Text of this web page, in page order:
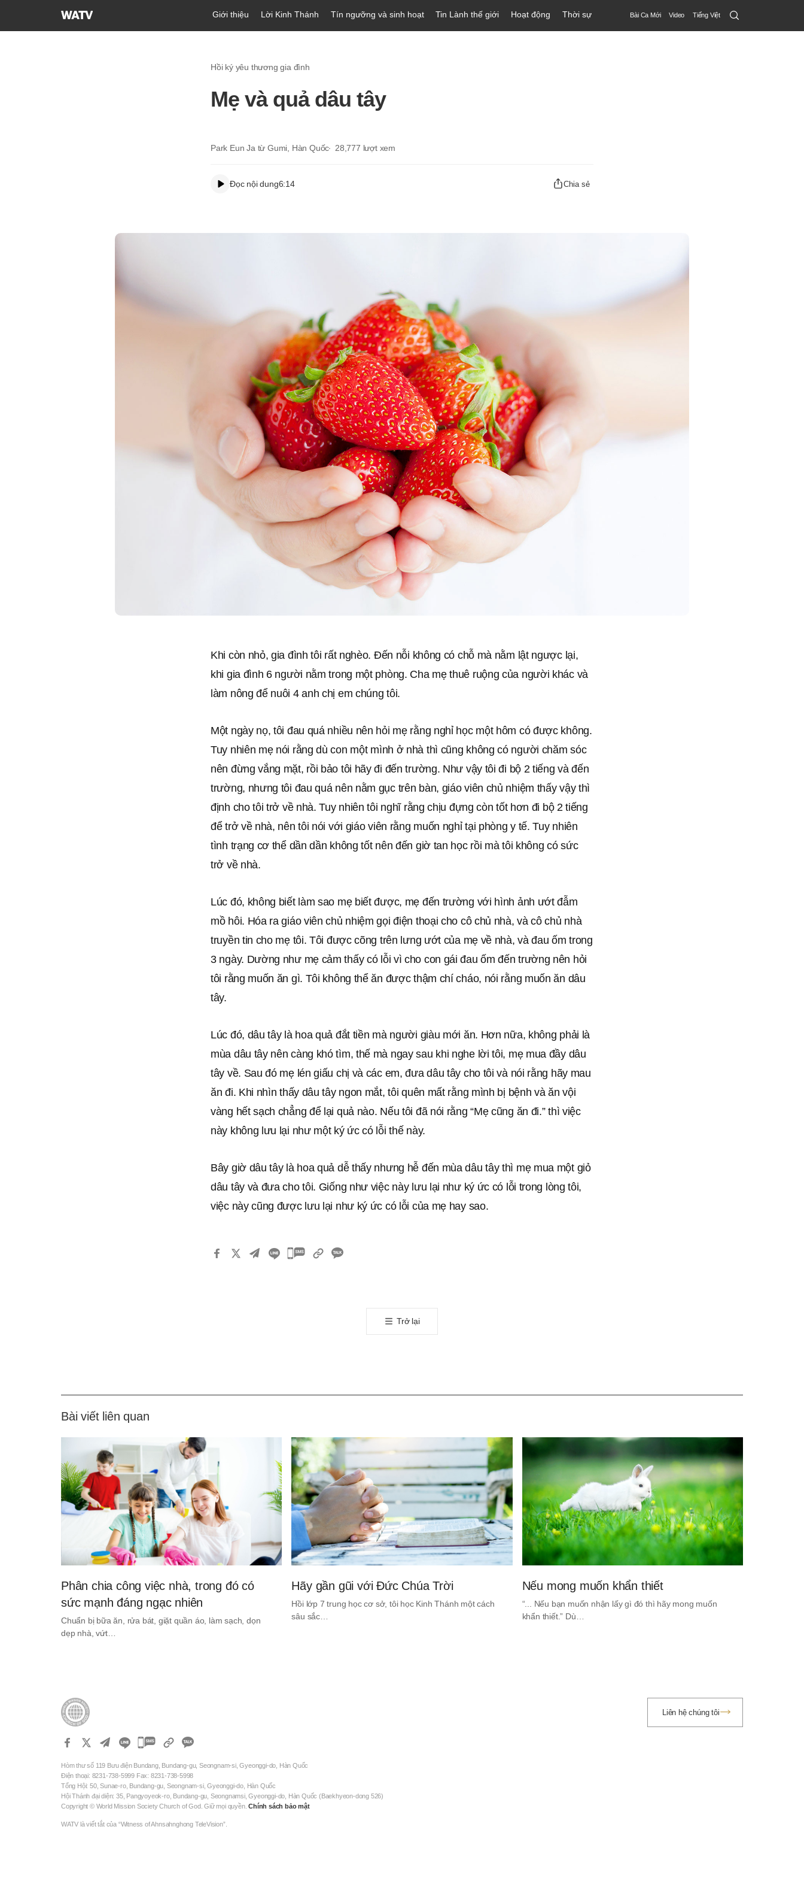
Hội
Giới thiệu Lời Kinh Thánh Tín ngưỡng và sinh hoạt Tin Lành thế giới Hoạt động Thời sự Bài Ca Mới Video Tiếng Việt Search
Submit
Hồi ký yêu thương gia đình
Mẹ và quả dâu tây
Park Eun Ja từ Gumi, Hàn Quốc 28,777 lượt xem
Đọc nội dung6:14 Chia sẻ
Khi còn nhỏ, gia đình tôi rất nghèo. Đến nỗi không có chỗ mà nằm lật ngược lại,
khi gia đình 6 người nằm trong một phòng. Cha mẹ thuê ruộng của người khác và
làm nông để nuôi 4 anh chị em chúng tôi.
Một ngày nọ, tôi đau quá nhiều nên hỏi mẹ rằng nghỉ học một hôm có được không.
Tuy nhiên mẹ nói rằng dù con một mình ở nhà thì cũng không có người chăm sóc
nên đừng vắng mặt, rồi bảo tôi hãy đi đến trường. Như vậy tôi đi bộ 2 tiếng và đến
trường, nhưng tôi đau quá nên nằm gục trên bàn, giáo viên chủ nhiệm thấy vậy thì
định cho tôi trở về nhà. Tuy nhiên tôi nghĩ rằng chịu đựng còn tốt hơn đi bộ 2 tiếng
để trở về nhà, nên tôi nói với giáo viên rằng muốn nghỉ tại phòng y tế. Tuy nhiên
tình trạng cơ thể dần dần không tốt nên đến giờ tan học rồi mà tôi không có sức
trở về nhà.
Lúc đó, không biết làm sao mẹ biết được, mẹ đến trường với hình ảnh ướt đẫm
mồ hôi. Hóa ra giáo viên chủ nhiệm gọi điện thoại cho cô chủ nhà, và cô chủ nhà
truyền tin cho mẹ tôi. Tôi được cõng trên lưng ướt của mẹ về nhà, và đau ốm trong
3 ngày. Dường như mẹ cảm thấy có lỗi vì cho con gái đau ốm đến trường nên hỏi
tôi rằng muốn ăn gì. Tôi không thể ăn được thậm chí cháo, nói rằng muốn ăn dâu
tây.
Lúc đó, dâu tây là hoa quả đắt tiền mà người giàu mới ăn. Hơn nữa, không phải là
mùa dâu tây nên càng khó tìm, thế mà ngay sau khi nghe lời tôi, mẹ mua đầy dâu
tây về. Sau đó mẹ lén giấu chị và các em, đưa dâu tây cho tôi và nói rằng hãy mau
ăn đi. Khi nhìn thấy dâu tây ngon mắt, tôi quên mất rằng mình bị bệnh và ăn vội
vàng hết sạch chẳng để lại quả nào. Nếu tôi đã nói rằng “Mẹ cũng ăn đi.” thì việc
này không lưu lại như một ký ức có lỗi thế này.
Bây giờ dâu tây là hoa quả dễ thấy nhưng hễ đến mùa dâu tây thì mẹ mua một giỏ
dâu tây và đưa cho tôi. Giống như việc này lưu lại như ký ức có lỗi trong lòng tôi,
việc này cũng được lưu lại như ký ức có lỗi của mẹ hay sao.
카
Trở lại
Bài viết liên quan
Phân chia công việc nhà, trong đó có
sức mạnh đáng ngạc nhiên
Chuẩn bị bữa ăn, rửa bát, giặt quần áo, làm sạch, dọn
dẹp nhà, vứt…
Hãy gần gũi với Đức Chúa Trời
Hồi lớp 7 trung học cơ sở, tôi học Kinh Thánh một cách
sâu sắc…
Nếu mong muốn khẩn thiết
“... Nếu bạn muốn nhận lấy gì đó thì hãy mong muốn
khẩn thiết.” Dù…
카
오
톡
공
하
Hòm thư số 119 Bưu điện Bundang, Bundang-gu, Seongnam-si, Gyeonggi-do, Hàn Quốc
Điện thoại: 8231-738-5999 Fax: 8231-738-5998
Tổng Hội: 50, Sunae-ro, Bundang-gu, Seongnam-si, Gyeonggi-do, Hàn Quốc
Hội Thánh đại diện: 35, Pangyoyeok-ro, Bundang-gu, Seongnamsi, Gyeonggi-do, Hàn Quốc (Baekhyeon-dong 526)
Copyright © World Mission Society Church of God. Giữ mọi quyền.Chính sách bảo mật
WATV là viết tắt của “Witness of Ahnsahnghong TeleVision”.
Liên hệ chúng tôi